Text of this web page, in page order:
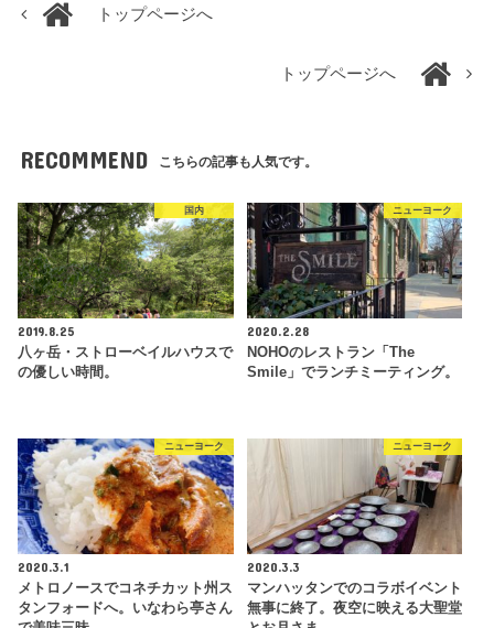
トップページへ
トップページへ
RECOMMEND こちらの記事も人気です。
国内
2019.8.25
八ヶ岳・ストローベイルハウスで
の優しい時間。
ニューヨーク
2020.2.28
NOHOのレストラン「The
Smile」でランチミーティング。
ニューヨーク
2020.3.1
メトロノースでコネチカット州ス
タンフォードへ。いなわら亭さん
ニューヨーク
2020.3.3
マンハッタンでのコラボイベント
無事に終了。夜空に映える大聖堂